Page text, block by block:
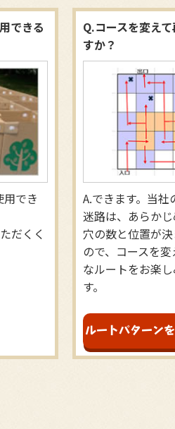
できる
でき
だくく
Q.コースを変え
すか？
できます。当社
迷路は、あらか
穴の数と位置が
ので、コースを
なルートをお楽
す。
ルートパターンを